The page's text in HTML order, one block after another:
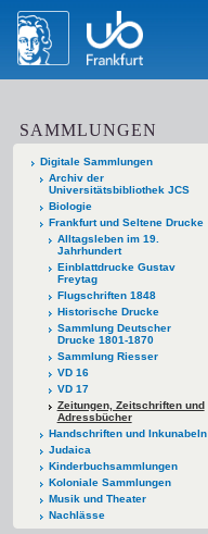
SAMMLUNGEN
Digitale Sammlungen
Archiv der
Universitätsbibliothek JCS
Biologie
Frankfurt und Seltene Drucke
Alltagsleben im 19.
Jahrhundert
Einblattdrucke Gustav
Freytag
Flugschriften 1848
Historische Drucke
Sammlung Deutscher
Drucke 1801-1870
Sammlung Riesser
VD 16
VD 17
Zeitungen, Zeitschriften und
Adressbücher
Handschriften und Inkunabeln
Judaica
Kinderbuchsammlungen
Koloniale Sammlungen
Musik und Theater
Nachlässe